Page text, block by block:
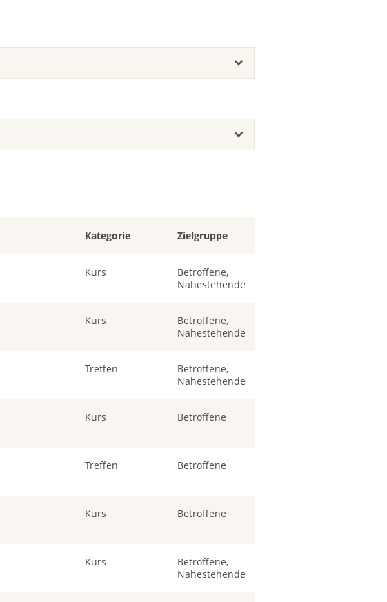
Kategorie Zielgruppe
Kurs
Betroffene,
Nahestehende
Kurs
Betroffene,
Nahestehende
Treffen
Betroffene,
Nahestehende
Kurs Betroffene
Treffen Betroffene
Kurs Betroffene
Kurs
Betroffene,
Nahestehende